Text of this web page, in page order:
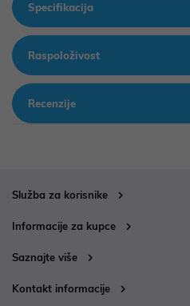
Specifikacija
Raspoloživost
Recenzije
Služba za korisnike
Informacije za kupce
Saznajte više
Kontakt informacije